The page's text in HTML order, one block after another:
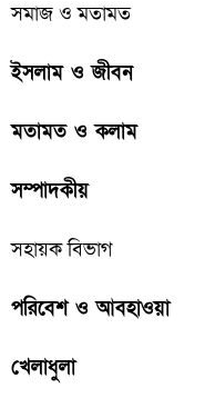
সমাজ ও মতামত
ইসলাম ও জীবন
মতামত ও কলাম
সম্পাদকীয়
সহায়ক বিভাগ
পরিবেশ ও আবহাওয়া
খেলাধুলা